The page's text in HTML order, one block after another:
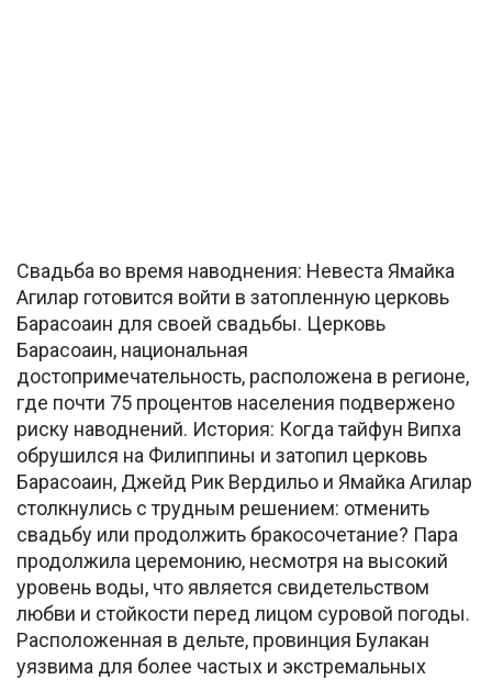
Свадьба во время наводнения: Невеста Ямайка
Агилар готовится войти в затопленную церковь
Барасоаин для своей свадьбы. Церковь
Барасоаин, национальная
достопримечательность, расположена в регионе,
где почти 75 процентов населения подвержено
риску наводнений. История: Когда тайфун Випха
обрушился на Филиппины и затопил церковь
Барасоаин, Джейд Рик Вердильо и Ямайка Агилар
столкнулись с трудным решением: отменить
свадьбу или продолжить бракосочетание? Пара
продолжила церемонию, несмотря на высокий
уровень воды, что является свидетельством
любви и стойкости перед лицом суровой погоды.
Расположенная в дельте, провинция Булакан
уязвима для более частых и экстремальных